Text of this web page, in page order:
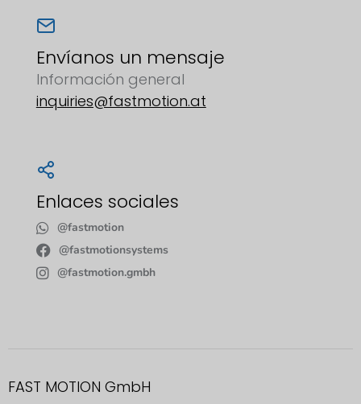
Envíanos un mensaje
Información general
inquiries@fastmotion.at
Enlaces sociales
@fastmotion
@fastmotionsystems
@fastmotion.gmbh
FAST MOTION GmbH